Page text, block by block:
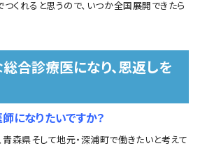
くれると思うので、いつか全国展開できたら
合診療医になり、恩返しを
になりたいですか？
森県そして地元・深浦町で働きたいと考えて